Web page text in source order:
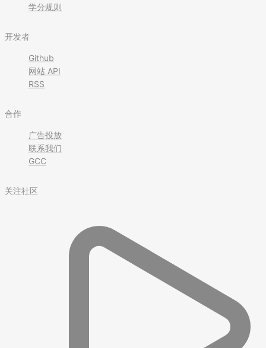
学分规则
开发者
Github
网站 API
RSS
合作
广告投放
联系我们
GCC
关注社区